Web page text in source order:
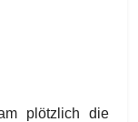
plötzlich die